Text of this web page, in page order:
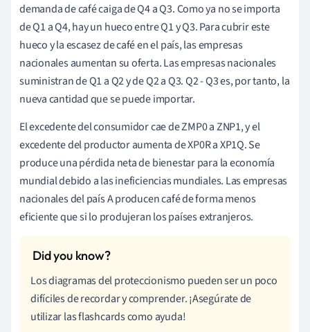
demanda de café caiga de Q4 a Q3. Como ya no se importa
de Q1 a Q4, hay un hueco entre Q1 y Q3. Para cubrir este
hueco y la escasez de café en el país, las empresas
nacionales aumentan su oferta. Las empresas nacionales
suministran de Q1 a Q2 y de Q2 a Q3. Q2 - Q3 es, por tanto, la
nueva cantidad que se puede importar.
El excedente del consumidor cae de ZMP0 a ZNP1, y el
excedente del productor aumenta de XP0R a XP1Q. Se
produce una pérdida neta de bienestar para la economía
mundial debido a las ineficiencias mundiales. Las empresas
nacionales del país A producen café de forma menos
eficiente que si lo produjeran los países extranjeros.
Los diagramas del proteccionismo pueden ser un poco
difíciles de recordar y comprender. ¡Asegúrate de
utilizar las flashcards como ayuda!